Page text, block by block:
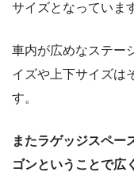
サイズとなっていま
車内が広めなステー
イズや上下サイズは
す。
またラゲッジスペー
ゴンということで広